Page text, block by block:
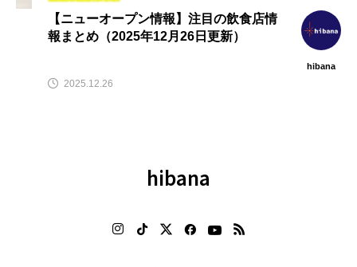
2026.08.09
【ニューオープン情報】注目の飲食店情
報まとめ（2025年12月26日更新）
hibana
2025.12.26
hibana